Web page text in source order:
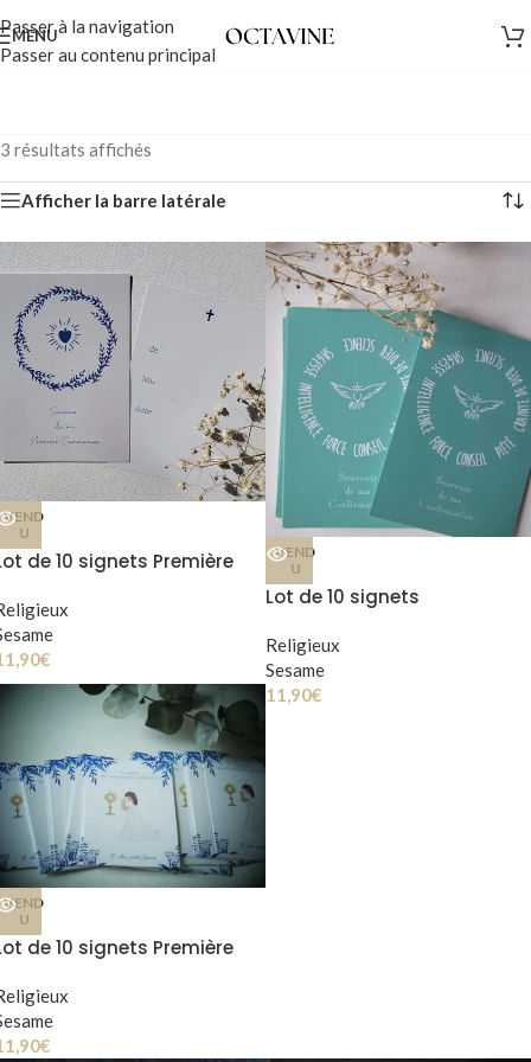
Passer à la navigation
Passer au contenu principal
MENU
3 résultats affichés
Afficher la barre latérale
VEND
U
de 10 signets Première
€
VEND
U
Lot de 10 signets
Religieux
Sesame
11,90€
VEND
U
de 10 signets Première
€